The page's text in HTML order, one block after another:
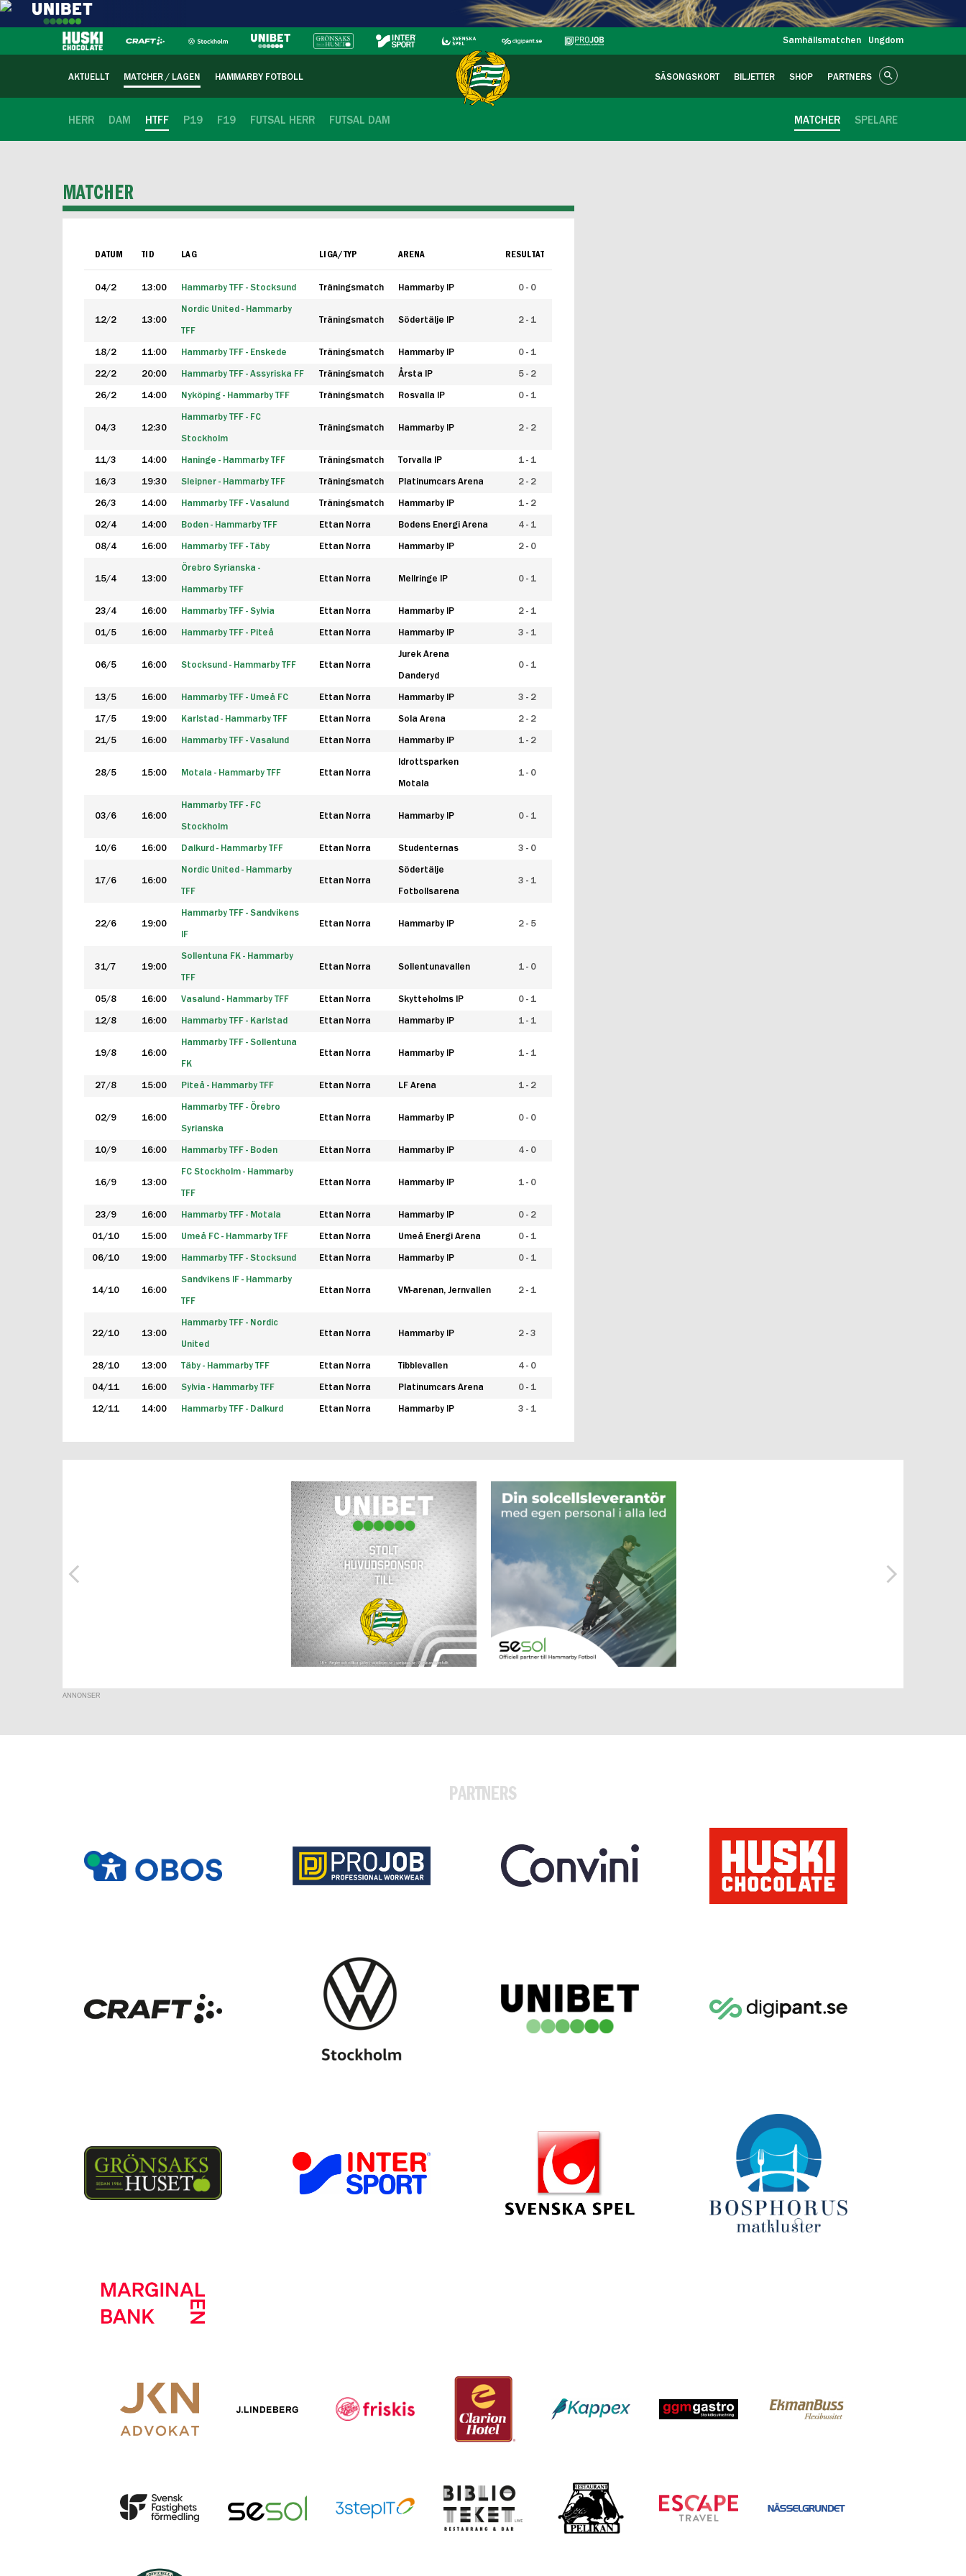
Samhällsmatchen Ungdom
AKTUELLT MATCHER / LAGEN HAMMARBY FOTBOLL SÄSONGSKORT BILJETTER SHOP PARTNERS
HERR DAM HTFF P19 F19 FUTSAL HERR FUTSAL DAM SPELARE
MATCHER
MATCHER
DATUM TID LAG LIGA/TYP ARENA RESULTAT
04/2 13:00 Hammarby TFF - Stocksund Träningsmatch Hammarby IP 0 - 0
12/2 13:00
Nordic United - Hammarby
TFF
Träningsmatch Södertälje IP 2 - 1
18/2 11:00 Hammarby TFF - Enskede Träningsmatch Hammarby IP 0 - 1
22/2 20:00 Hammarby TFF - Assyriska FF Träningsmatch Årsta IP 5 - 2
26/2 14:00 Nyköping - Hammarby TFF Träningsmatch Rosvalla IP 0 - 1
04/3 12:30
Hammarby TFF - FC
Stockholm
Träningsmatch Hammarby IP 2 - 2
11/3 14:00 Haninge - Hammarby TFF Träningsmatch Torvalla IP 1 - 1
16/3 19:30 Sleipner - Hammarby TFF Träningsmatch Platinumcars Arena 2 - 2
26/3 14:00 Hammarby TFF - Vasalund Träningsmatch Hammarby IP 1 - 2
02/4 14:00 Boden - Hammarby TFF Ettan Norra Bodens Energi Arena 4 - 1
08/4 16:00 Hammarby TFF - Täby Ettan Norra Hammarby IP 2 - 0
15/4 13:00
Örebro Syrianska -
Hammarby TFF
Ettan Norra Mellringe IP 0 - 1
23/4 16:00 Hammarby TFF - Sylvia Ettan Norra Hammarby IP 2 - 1
01/5 16:00 Hammarby TFF - Piteå Ettan Norra Hammarby IP 3 - 1
06/5 16:00 Stocksund - Hammarby TFF Ettan Norra
Jurek Arena
Danderyd
0 - 1
13/5 16:00 Hammarby TFF - Umeå FC Ettan Norra Hammarby IP 3 - 2
17/5 19:00 Karlstad - Hammarby TFF Ettan Norra Sola Arena 2 - 2
21/5 16:00 Hammarby TFF - Vasalund Ettan Norra Hammarby IP 1 - 2
28/5 15:00 Motala - Hammarby TFF Ettan Norra
Idrottsparken
Motala
1 - 0
03/6 16:00
Hammarby TFF - FC
Stockholm
Ettan Norra Hammarby IP 0 - 1
10/6 16:00 Dalkurd - Hammarby TFF Ettan Norra Studenternas 3 - 0
17/6 16:00
Nordic United - Hammarby
TFF
Ettan Norra
Södertälje
Fotbollsarena
3 - 1
22/6 19:00
Hammarby TFF - Sandvikens
IF
Ettan Norra Hammarby IP 2 - 5
31/7 19:00
Sollentuna FK - Hammarby
TFF
Ettan Norra Sollentunavallen 1 - 0
05/8 16:00 Vasalund - Hammarby TFF Ettan Norra Skytteholms IP 0 - 1
12/8 16:00 Hammarby TFF - Karlstad Ettan Norra Hammarby IP 1 - 1
19/8 16:00
Hammarby TFF - Sollentuna
FK
Ettan Norra Hammarby IP 1 - 1
27/8 15:00 Piteå - Hammarby TFF Ettan Norra LF Arena 1 - 2
02/9 16:00
Hammarby TFF - Örebro
Syrianska
Ettan Norra Hammarby IP 0 - 0
10/9 16:00 Hammarby TFF - Boden Ettan Norra Hammarby IP 4 - 0
16/9 13:00
FC Stockholm - Hammarby
TFF
Ettan Norra Hammarby IP 1 - 0
23/9 16:00 Hammarby TFF - Motala Ettan Norra Hammarby IP 0 - 2
01/10 15:00 Umeå FC - Hammarby TFF Ettan Norra Umeå Energi Arena 0 - 1
06/10 19:00 Hammarby TFF - Stocksund Ettan Norra Hammarby IP 0 - 1
14/10 16:00
Sandvikens IF - Hammarby
TFF
Ettan Norra VM-arenan, Jernvallen 2 - 1
22/10 13:00
Hammarby TFF - Nordic
United
Ettan Norra Hammarby IP 2 - 3
28/10 13:00 Täby - Hammarby TFF Ettan Norra Tibblevallen 4 - 0
04/11 16:00 Sylvia - Hammarby TFF Ettan Norra Platinumcars Arena 0 - 1
12/11 14:00 Hammarby TFF - Dalkurd Ettan Norra Hammarby IP 3 - 1
ANNONSER
PARTNERS